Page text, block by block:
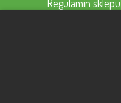
Regulamin